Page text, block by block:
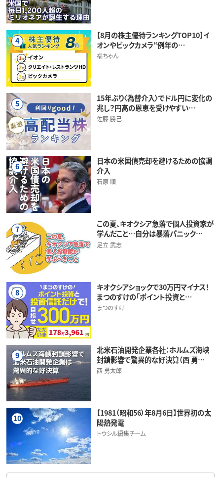
4
【8月の株主優待ランキングTOP10】イ
オンやビックカメラ“例年の…
福ちゃん
5
15年ぶり〈為替介入〉でドル円に変化の
兆し？円高の恩恵を受けやすい…
佐藤 勝己
6
日本の米国債売却を避けるための協調
介入
石原 順
7
この夏、キオクシア急落で個人投資家が
学んだこと…自分は暴落パニック…
足立 武志
8
キオクシアショックで30万円マイナス！
まつのすけの「ポイント投資と…
まつのすけ
9
北米石油開発企業各社：ホルムズ海峡
封鎖影響で驚異的な好決算（西 勇…
西 勇太郎
10
【1981（昭和56）年8月6日】世界初の太
陽熱発電
トウシル編集チーム